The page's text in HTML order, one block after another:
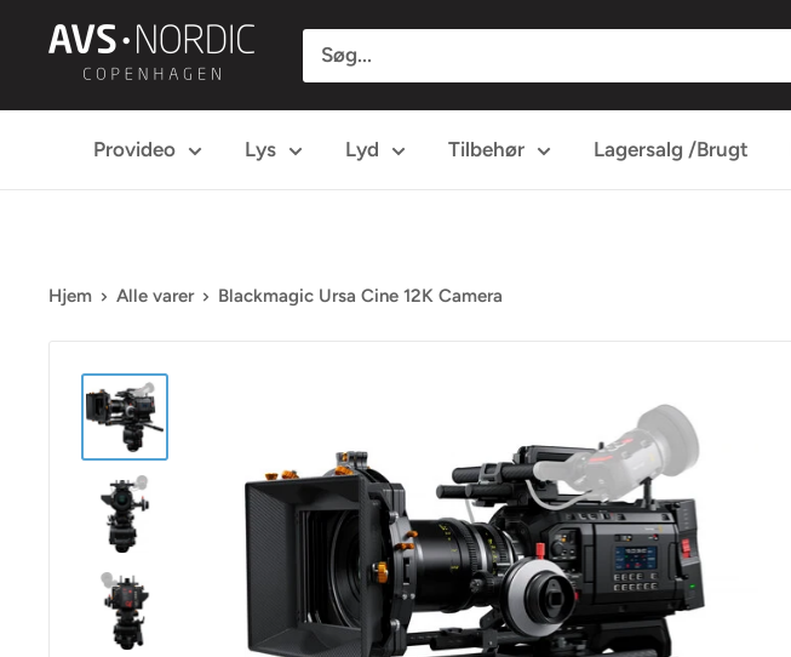
AVS
Nordic
Provideo Lys Lyd Tilbehør Lagersalg /Brugt
Hjem Alle varer Blackmagic Ursa Cine 12K Camera